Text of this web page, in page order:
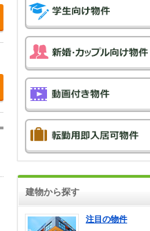
建物から探す
注目の物件